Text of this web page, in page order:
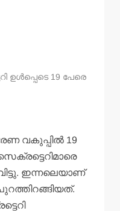
ഉള്‍പ്പെടെ 19 പേരെ
വകുപ്പില്‍ 19
ഇന്നലെയാണ്